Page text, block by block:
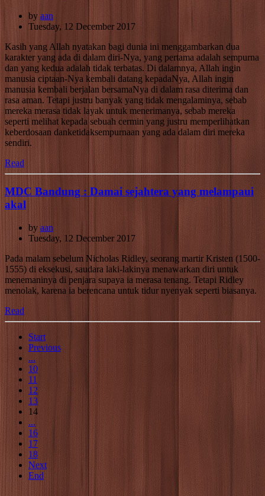
by aan
Tuesday, 12 December 2017
Kasih yang Allah nyatakan bagi dunia ini menggambarkan dua
karakter yang ada di dalam diri-Nya, yang pertama adalah sempurna
dan yang kedua adalah tidak terbatas. Di dalamnya, Allah ingin
manusia ciptaan-Nya kembali datang kepadaNya, Allah ingin
manusia kembali berjalan bersamaNya di dalam rasa diterima dan
rasa aman. Tetapi justru banyak yang tidak mengalaminya, sebab
mereka merasa tidak layak untuk menerimanya, sebab mereka
seperti melihat kepada sebuah cermin yang justru memperlihatkan
keberdosaan danketidaksempurnaan yang ada dalam diri mereka
sendiri.
Read
MDC Bandung : Damai sejahtera yang melampaui
akal
by aan
Tuesday, 12 December 2017
Pada malam sebelum Nicholas Ridley, seorang martir Kristen (1500-
1555) di eksekusi, saudara laki-lakinya menawarkan diri untuk
menemaninya di penjara supaya ia merasa tenang. Tetapi Ridley
menolak, karena ia berencana untuk tidur nyenyak seperti biasanya.
Read
Start
Previous
...
10
11
12
13
14
...
16
17
18
Next
End